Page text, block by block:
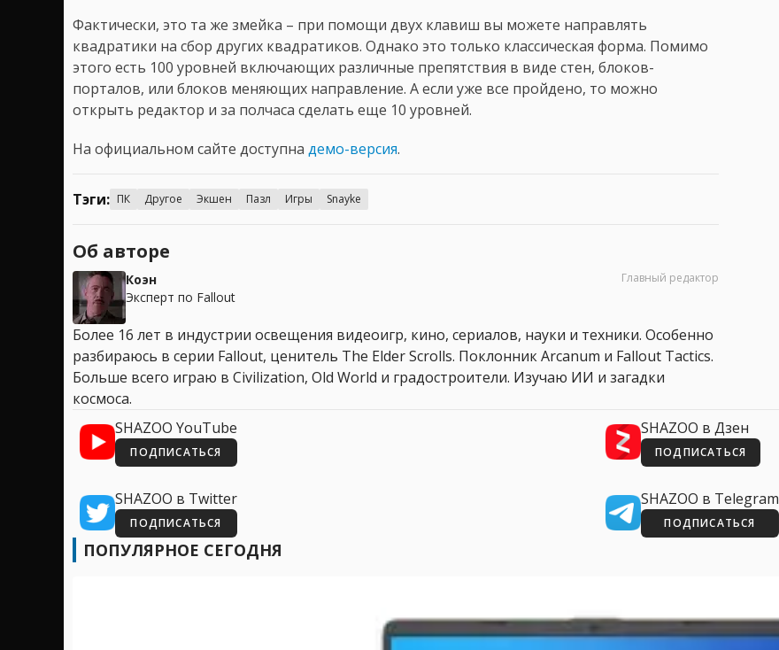
Фактически, это та же змейка – при помощи двух клавиш вы можете направлять
квадратики на сбор других квадратиков. Однако это только классическая форма. Помимо
этого есть 100 уровней включающих различные препятствия в виде стен, блоков-
порталов, или блоков меняющих направление. А если уже все пройдено, то можно
открыть редактор и за полчаса сделать еще 10 уровней.
На официальном сайте доступна демо-версия.
Тэги: ПК Другое Экшен Пазл Игры Snayke
Об авторе
Коэн
Эксперт по Fallout
Главный редактор
Более 16 лет в индустрии освещения видеоигр, кино, сериалов, науки и техники. Особенно
разбираюсь в серии Fallout, ценитель The Elder Scrolls. Поклонник Arcanum и Fallout Tactics.
Больше всего играю в Civilization, Old World и градостроители. Изучаю ИИ и загадки
космоса.
SHAZOO YouTube
ПОДПИСАТЬСЯ
SHAZOO в Дзен
ПОДПИСАТЬСЯ
SHAZOO в Twitter
ПОДПИСАТЬСЯ
SHAZOO в Telegram
ПОДПИСАТЬСЯ
ПОПУЛЯРНОЕ СЕГОДНЯ